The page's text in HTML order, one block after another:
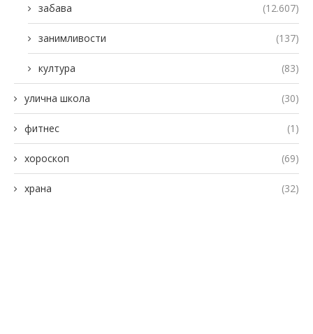
забава (12.607)
занимливости (137)
култура (83)
улична школа (30)
фитнес (1)
хороскоп (69)
храна (32)